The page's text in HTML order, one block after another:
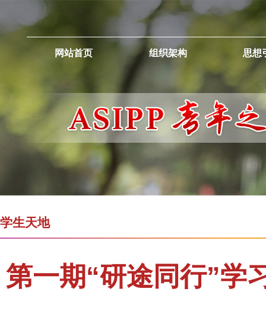
网站首页 组织架构 思想
学生天地
第一期“研途同行”学